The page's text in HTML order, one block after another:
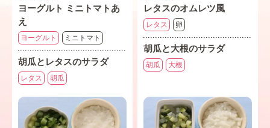
ヨーグルト ミニトマトあ
え
ヨーグルト ミニトマト
胡瓜とレタスのサラダ
レタス 胡瓜
レタスのオムレツ風
レタス 卵
胡瓜と大根のサラダ
胡瓜 大根